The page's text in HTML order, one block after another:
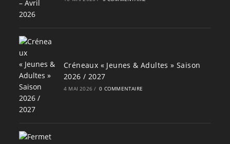
Créneaux « Jeunes & Adultes » Saison
2026 / 2027
4 MAI 2026 / 0 COMMENTAIRE